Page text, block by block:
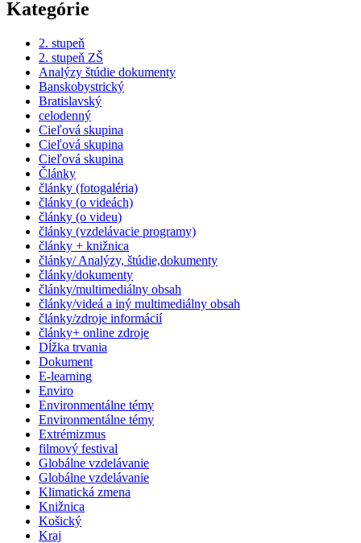
Kategórie
2. stupeň
2. stupeň ZŠ
Analýzy štúdie dokumenty
Banskobystrický
Bratislavský
celodenný
Cieľová skupina
Cieľová skupina
Cieľová skupina
Články
články (fotogaléria)
články (o videách)
články (o videu)
články (vzdelávacie programy)
články + knižnica
články/ Analýzy, štúdie,dokumenty
články/dokumenty
články/multimediálny obsah
články/videá a iný multimediálny obsah
články/zdroje informácií
články+ online zdroje
Dĺžka trvania
Dokument
E-learning
Enviro
Environmentálne témy
Environmentálne témy
Extrémizmus
filmový festival
Globálne vzdelávanie
Globálne vzdelávanie
Klimatická zmena
Knižnica
Košický
Kraj